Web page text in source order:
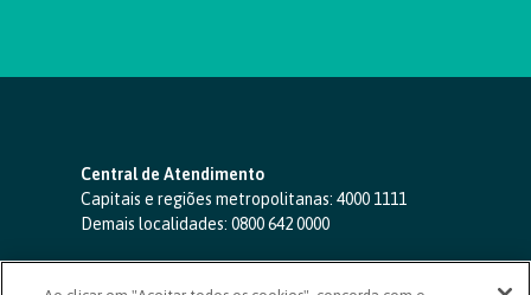
Central de Atendimento
Capitais e regiões metropolitanas: 4000 1111
Demais localidades: 0800 642 0000
SAC 24 horas-0800 724 4420